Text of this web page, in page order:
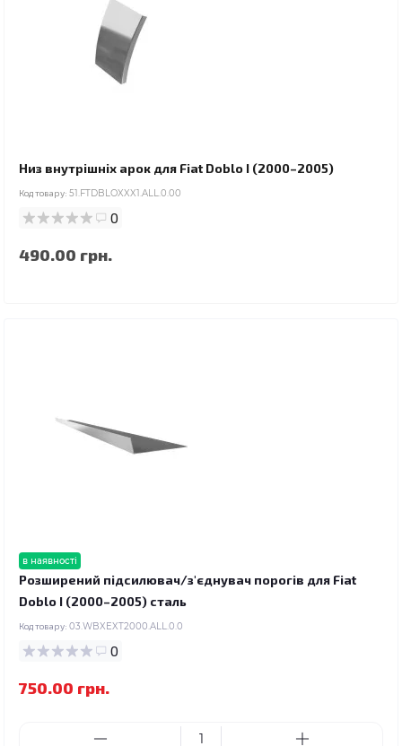
Низ внутрішніх арок для Fiat Doblo I (2000–2005)
Код товару: 51.FTDBLOXXX1.ALL.0.00
0
490.00 грн.
в наявності
Розширений підсилювач/з'єднувач порогів для Fiat
Doblo I (2000–2005) сталь
Код товару: 03.WBXEXT2000.ALL.0.0
0
750.00 грн.